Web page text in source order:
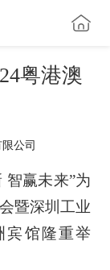
粤港澳
公司
赢未来”为
暨深圳工业
宾馆隆重举